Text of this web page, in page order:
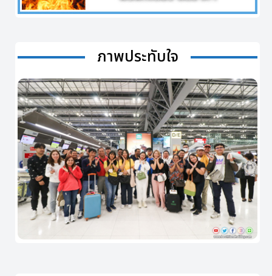
ภาพประทับใจ